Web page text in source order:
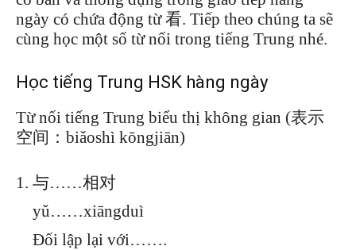
ngày có chứa động từ 看. Tiếp theo chúng ta sẽ
cùng học một số từ nối trong tiếng Trung nhé.
Học tiếng Trung HSK hàng ngày
Từ nối tiếng Trung biểu thị không gian (表示
空间：biǎoshì kōngjiān)
与……相对
yǔ……xiāngduì
Đối lập lại với…….